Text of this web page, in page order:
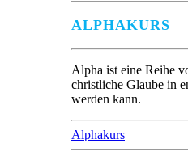
ALPHAKURS
Alpha ist eine Reihe
christliche Glaube in
werden kann.
Alphakurs